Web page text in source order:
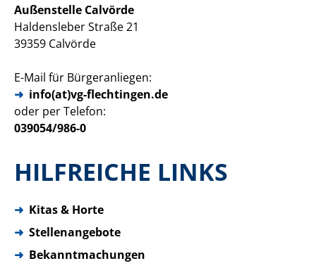
Außenstelle Calvörde
Haldensleber Straße 21
39359 Calvörde
E-Mail für Bürgeranliegen:
info(at)vg-flechtingen.de
oder per Telefon:
039054/986-0
HILFREICHE LINKS
➜ Kitas & Horte
➜ Stellenangebote
➜ Bekanntmachungen